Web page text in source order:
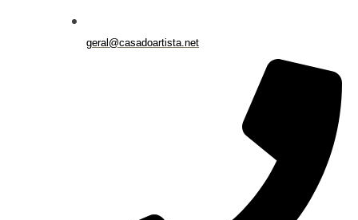
geral@casadoartista.net